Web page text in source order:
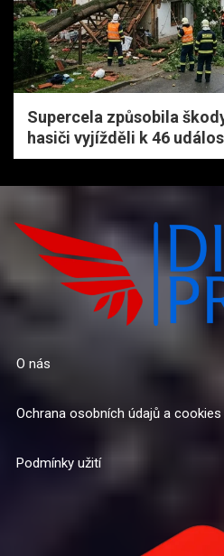
Supercela způsobila
hasiči vyjížděli k 46
O nás
Ochrana osobních údajů a cookies
Podmínky užití